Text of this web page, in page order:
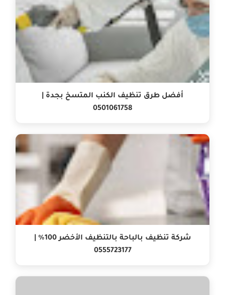
أفضل طرق تنظيف الكنب المتسخ بجدة |
0501061758
شركة تنظيف بالباحة بالتنظيف الأخضر 100% |
0555723177